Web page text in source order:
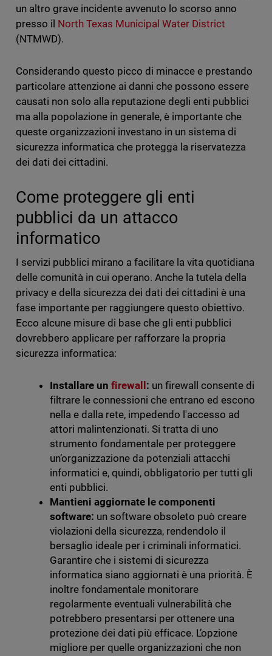
un altro grave incidente avvenuto lo scorso anno
presso il North Texas Municipal Water District
(NTMWD).
Considerando questo picco di minacce e prestando
particolare attenzione ai danni che possono essere
causati non solo alla reputazione degli enti pubblici
ma alla popolazione in generale, è importante che
queste organizzazioni investano in un sistema di
sicurezza informatica che protegga la riservatezza
dei dati dei cittadini.
Come proteggere gli enti
pubblici da un attacco
informatico
I servizi pubblici mirano a facilitare la vita quotidiana
delle comunità in cui operano. Anche la tutela della
privacy e della sicurezza dei dati dei cittadini è una
fase importante per raggiungere questo obiettivo.
Ecco alcune misure di base che gli enti pubblici
dovrebbero applicare per rafforzare la propria
sicurezza informatica:
Installare un firewall: un firewall consente di
filtrare le connessioni che entrano ed escono
nella e dalla rete, impedendo l'accesso ad
attori malintenzionati. Si tratta di uno
strumento fondamentale per proteggere
un’organizzazione da potenziali attacchi
informatici e, quindi, obbligatorio per tutti gli
enti pubblici.
Mantieni aggiornate le componenti
software: un software obsoleto può creare
violazioni della sicurezza, rendendolo il
bersaglio ideale per i criminali informatici.
Garantire che i sistemi di sicurezza
informatica siano aggiornati è una priorità. È
inoltre fondamentale monitorare
regolarmente eventuali vulnerabilità che
potrebbero presentarsi per ottenere una
protezione dei dati più efficace. L’opzione
migliore per quelle organizzazioni che non